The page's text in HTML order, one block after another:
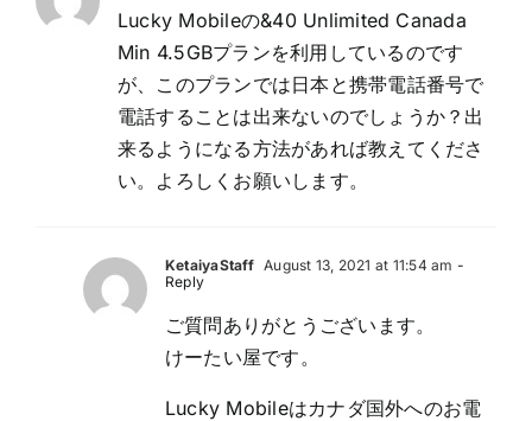
Lucky Mobileの&40 Unlimited Canada
Min 4.5GBプランを利用しているのです
が、このプランでは日本と携帯電話番号で
電話することは出来ないのでしょうか？出
来るようになる方法があれば教えてくださ
い。よろしくお願いします。
KetaiyaStaff August 13, 2021 at 11:54 am -
Reply
ご質問ありがとうございます。
けーたい屋です。
Lucky Mobileはカナダ国外へのお電